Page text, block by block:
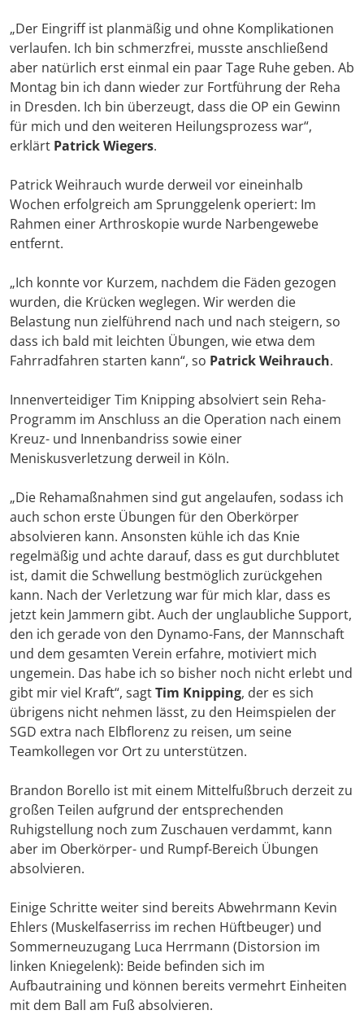
„Der Eingriff ist planmäßig und ohne Komplikationen
verlaufen. Ich bin schmerzfrei, musste anschließend
aber natürlich erst einmal ein paar Tage Ruhe geben. Ab
Montag bin ich dann wieder zur Fortführung der Reha
in Dresden. Ich bin überzeugt, dass die OP ein Gewinn
für mich und den weiteren Heilungsprozess war“,
erklärt Patrick Wiegers.
Patrick Weihrauch wurde derweil vor eineinhalb
Wochen erfolgreich am Sprunggelenk operiert: Im
Rahmen einer Arthroskopie wurde Narbengewebe
entfernt.
„Ich konnte vor Kurzem, nachdem die Fäden gezogen
wurden, die Krücken weglegen. Wir werden die
Belastung nun zielführend nach und nach steigern, so
dass ich bald mit leichten Übungen, wie etwa dem
Fahrradfahren starten kann“, so Patrick Weihrauch.
Innenverteidiger Tim Knipping absolviert sein Reha-
Programm im Anschluss an die Operation nach einem
Kreuz- und Innenbandriss sowie einer
Meniskusverletzung derweil in Köln.
„Die Rehamaßnahmen sind gut angelaufen, sodass ich
auch schon erste Übungen für den Oberkörper
absolvieren kann. Ansonsten kühle ich das Knie
regelmäßig und achte darauf, dass es gut durchblutet
ist, damit die Schwellung bestmöglich zurückgehen
kann. Nach der Verletzung war für mich klar, dass es
jetzt kein Jammern gibt. Auch der unglaubliche Support,
den ich gerade von den Dynamo-Fans, der Mannschaft
und dem gesamten Verein erfahre, motiviert mich
ungemein. Das habe ich so bisher noch nicht erlebt und
gibt mir viel Kraft“, sagtTim Knipping, der es sich
übrigens nicht nehmen lässt, zu den Heimspielen der
SGD extra nach Elbflorenz zu reisen, um seine
Teamkollegen vor Ort zu unterstützen.
Brandon Borello ist mit einem Mittelfußbruch derzeit zu
großen Teilen aufgrund der entsprechenden
Ruhigstellung noch zum Zuschauen verdammt, kann
aber im Oberkörper- und Rumpf-Bereich Übungen
absolvieren.
Einige Schritte weiter sind bereits Abwehrmann Kevin
Ehlers (Muskelfaserriss im rechen Hüftbeuger) und
Sommerneuzugang Luca Herrmann (Distorsion im
linken Kniegelenk): Beide befinden sich im
Aufbautraining und können bereits vermehrt Einheiten
mit dem Ball am Fuß absolvieren.